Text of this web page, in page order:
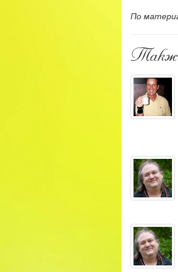
По
Также